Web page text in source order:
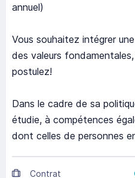
annuel)
Vous souhaitez intégrer
des valeurs
postulez!
Dans le cadre de sa
étudie, à compétences
dont celles de personnes
Contrat